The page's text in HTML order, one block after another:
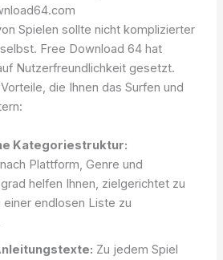
Spielen sollte nicht komplizierter
Free Download 64 hat
Nutzerfreundlichkeit gesetzt.
die Ihnen das Surfen und
Kategoriestruktur:
Plattform, Genre und
helfen Ihnen, zielgerichtet zu
einer endlosen Liste zu
Zu jedem Spiel